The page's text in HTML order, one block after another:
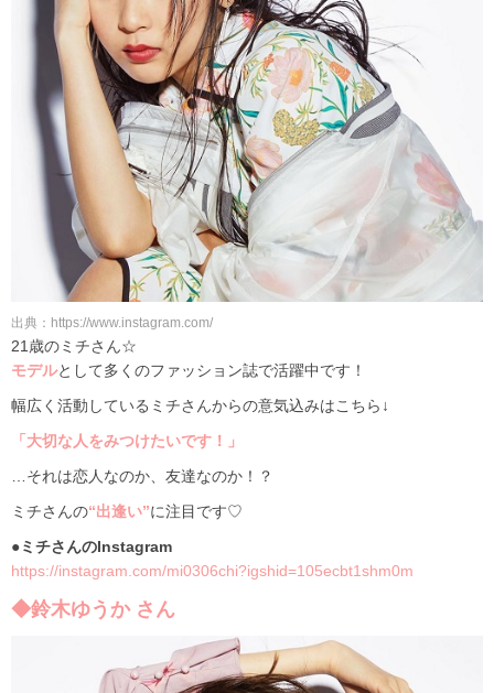
出典：https://www.instagram.com/
21歳のミチさん☆
モデルとして多くのファッション誌で活躍中です！
幅広く活動しているミチさんからの意気込みはこちら↓
「大切な人をみつけたいです！」
…それは恋人なのか、友達なのか！？
ミチさんの“出逢い”に注目です♡
●ミチさんのInstagram
https://instagram.com/mi0306chi?igshid=105ecbt1shm0m
◆鈴木ゆうか さん